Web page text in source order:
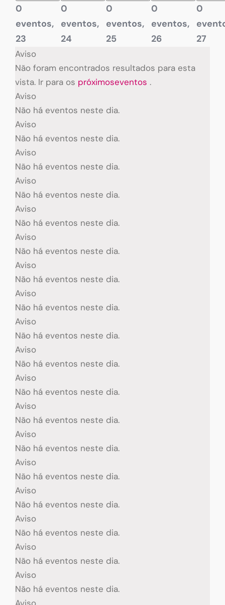
0
eventos,
23
0
eventos,
24
0
eventos,
25
0
eventos,
26
0
27
Aviso
Não foram encontrados resultados para esta
vista. Ir para os próximoseventos .
Aviso
Não há eventos neste dia.
Aviso
Não há eventos neste dia.
Aviso
Não há eventos neste dia.
Aviso
Não há eventos neste dia.
Aviso
Não há eventos neste dia.
Aviso
Não há eventos neste dia.
Aviso
Não há eventos neste dia.
Aviso
Não há eventos neste dia.
Aviso
Não há eventos neste dia.
Aviso
Não há eventos neste dia.
Aviso
Não há eventos neste dia.
Aviso
Não há eventos neste dia.
Aviso
Não há eventos neste dia.
Aviso
Não há eventos neste dia.
Aviso
Não há eventos neste dia.
Aviso
Não há eventos neste dia.
Aviso
Não há eventos neste dia.
Aviso
Não há eventos neste dia.